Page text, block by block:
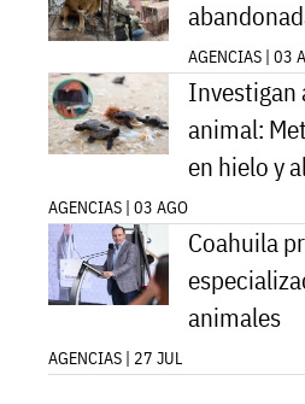
AGENCIAS | 03
Investigan
animal:
en hielo y
AGENCIAS | 03 AGO
Coahuila
animales
AGENCIAS | 27 JUL